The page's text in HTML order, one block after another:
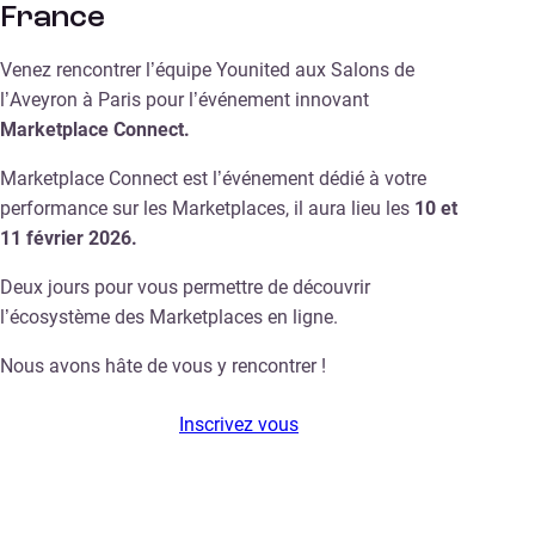
France
Venez rencontrer l’équipe Younited aux Salons de
l’Aveyron à Paris pour l’événement innovant
Marketplace Connect.
Marketplace Connect est l’événement dédié à votre
performance sur les Marketplaces, il aura lieu les 10 et
11 février 2026.
Deux jours pour vous permettre de découvrir
l’écosystème des Marketplaces en ligne.
Nous avons hâte de vous y rencontrer !
Inscrivez vous